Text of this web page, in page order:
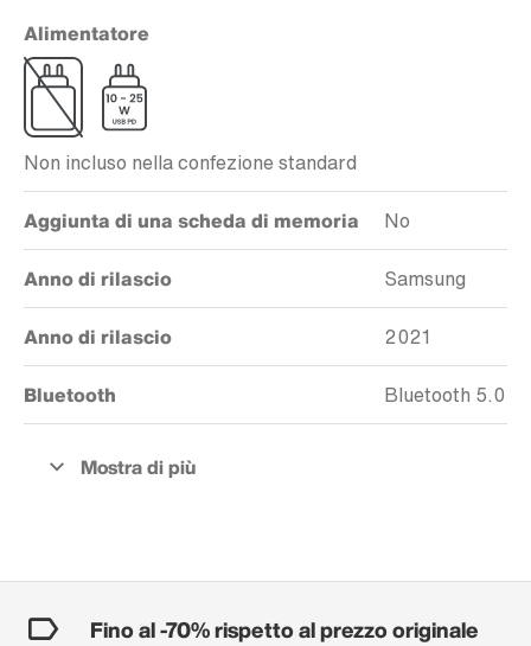
Alimentatore
Non incluso nella confezione standard
Aggiunta di una scheda di memoria No
Anno di rilascio Samsung
Anno di rilascio 2021
Bluetooth Bluetooth 5.0
Fino al -70% rispetto al prezzo originale